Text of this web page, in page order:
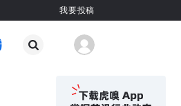
我要投稿
虎嗅嗅全新升级